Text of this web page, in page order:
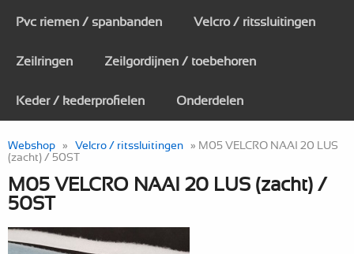
Pvc riemen / spanbanden Velcro / ritssluitingen
Zeilringen Zeilgordijnen / toebehoren
Keder / kederprofielen Onderdelen
Webshop » Velcro / ritssluitingen » M05 VELCRO NAAI 20 LUS
(zacht) / 50ST
M05 VELCRO NAAI 20 LUS (zacht) /
50ST